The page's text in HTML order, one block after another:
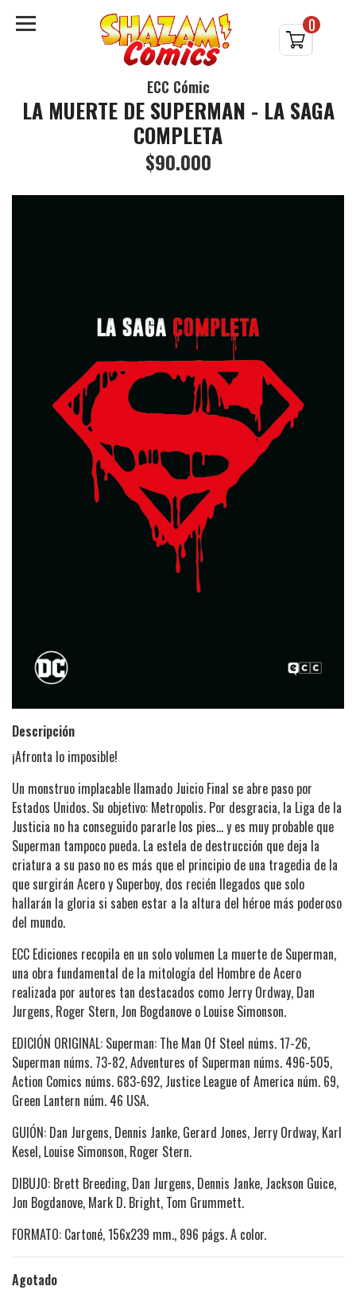
0
ECC Cómic
LA MUERTE DE SUPERMAN - LA SAGA
COMPLETA
$90.000
Descripción
¡Afronta lo imposible!
Un monstruo implacable llamado Juicio Final se abre paso por
Estados Unidos. Su objetivo: Metropolis. Por desgracia, la Liga de la
Justicia no ha conseguido pararle los pies... y es muy probable que
Superman tampoco pueda. La estela de destrucción que deja la
criatura a su paso no es más que el principio de una tragedia de la
que surgirán Acero y Superboy, dos recién llegados que solo
hallarán la gloria si saben estar a la altura del héroe más poderoso
del mundo.
ECC Ediciones recopila en un solo volumen La muerte de Superman,
una obra fundamental de la mitología del Hombre de Acero
realizada por autores tan destacados como Jerry Ordway, Dan
Jurgens, Roger Stern, Jon Bogdanove o Louise Simonson.
EDICIÓN ORIGINAL: Superman: The Man Of Steel núms. 17-26,
Superman núms. 73-82, Adventures of Superman núms. 496-505,
Action Comics núms. 683-692, Justice League of America núm. 69,
Green Lantern núm. 46 USA.
GUIÓN: Dan Jurgens, Dennis Janke, Gerard Jones, Jerry Ordway, Karl
Kesel, Louise Simonson, Roger Stern.
DIBUJO: Brett Breeding, Dan Jurgens, Dennis Janke, Jackson Guice,
Jon Bogdanove, Mark D. Bright, Tom Grummett.
FORMATO: Cartoné, 156x239 mm., 896 págs. A color.
Agotado